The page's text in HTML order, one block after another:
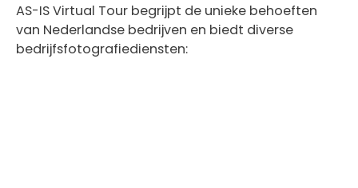
AS-IS Virtual Tour begrijpt de unieke behoeften
van Nederlandse bedrijven en biedt diverse
bedrijfsfotografiediensten: